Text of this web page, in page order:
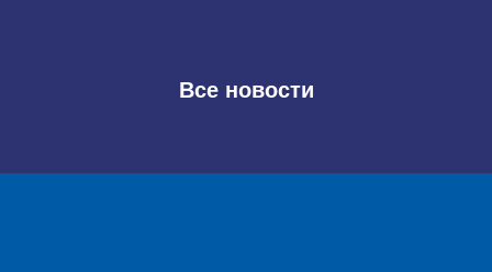
Все новости